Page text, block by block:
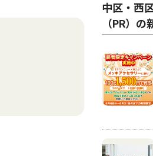
中区・西
（PR）